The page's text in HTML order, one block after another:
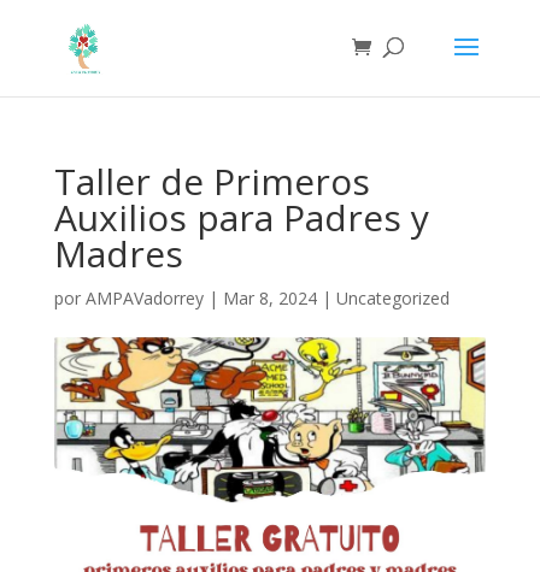
Taller de Primeros
Auxilios para Padres y
Madres
por AMPAVadorrey| Mar 8, 2024| Uncategorized